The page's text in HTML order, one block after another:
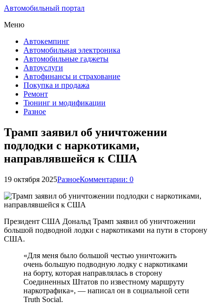
Автомобильный портал
Меню
Автокемпинг
Автомобильная электроника
Автомобильные гаджеты
Автоуслуги
Автофинансы и страхование
Покупка и продажа
Ремонт
Тюнинг и модификации
Разное
Трамп заявил об уничтожении
подлодки с наркотиками,
направлявшейся к США
19 октября 2025РазноеКомментарии: 0
Президент США Дональд Трамп заявил об уничтожении
большой подводной лодки с наркотиками на пути в сторону
США.
«Для меня было большой честью уничтожить
очень большую подводную лодку с наркотиками
на борту, которая направлялась в сторону
Соединенных Штатов по известному маршруту
наркотрафика», — написал он в социальной сети
Truth Social.